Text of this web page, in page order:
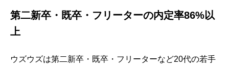
第二新卒・既卒・フリーターの内定率86%以
上
ウズウズは第二新卒・既卒・フリーターなど20代の若手